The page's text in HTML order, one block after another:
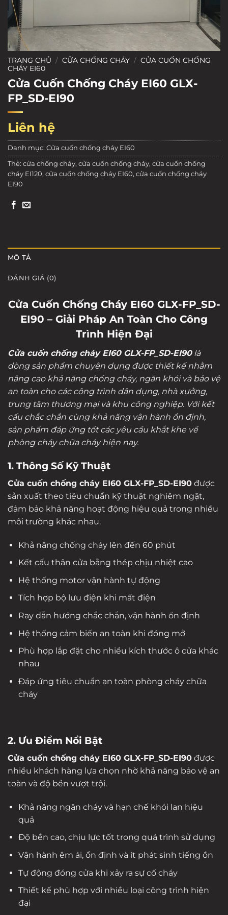
TRANG CHỦ / CỬA CHỐNG CHÁY / CỬA CUỐN CHỐNG
CHÁY EI60
Cửa Cuốn Chống Cháy EI60 GLX-
FP_SD-EI90
Liên hệ
Danh mục: Cửa cuốn chống cháy EI60
Thẻ: cửa chống cháy, cửa cuốn chống cháy, cửa cuốn chống
cháy EI120, cửa cuốn chống cháy EI60, cửa cuốn chống cháy
EI90
MÔ TẢ
ĐÁNH GIÁ (0)
Cửa Cuốn Chống Cháy EI60 GLX-FP_SD-
EI90 – Giải Pháp An Toàn Cho Công
Trình Hiện Đại
Cửa cuốn chống cháy EI60 GLX-FP_SD-EI90là
dòng sản phẩm chuyên dụng được thiết kế nhằm
nâng cao khả năng chống cháy, ngăn khói và bảo vệ
an toàn cho các công trình dân dụng, nhà xưởng,
trung tâm thương mại và khu công nghiệp. Với kết
cấu chắc chắn cùng khả năng vận hành ổn định,
sản phẩm đáp ứng tốt các yêu cầu khắt khe về
phòng cháy chữa cháy hiện nay.
1. Thông Số Kỹ Thuật
Cửa cuốn chống cháy EI60 GLX-FP_SD-EI90 được
sản xuất theo tiêu chuẩn kỹ thuật nghiêm ngặt,
đảm bảo khả năng hoạt động hiệu quả trong nhiều
môi trường khác nhau.
Khả năng chống cháy lên đến 60 phút
Kết cấu thân cửa bằng thép chịu nhiệt cao
Hệ thống motor vận hành tự động
Tích hợp bộ lưu điện khi mất điện
Ray dẫn hướng chắc chắn, vận hành ổn định
Hệ thống cảm biến an toàn khi đóng mở
Phù hợp lắp đặt cho nhiều kích thước ô cửa khác
nhau
Đáp ứng tiêu chuẩn an toàn phòng cháy chữa
cháy
2. Ưu Điểm Nổi Bật
Cửa cuốn chống cháy EI60 GLX-FP_SD-EI90 được
nhiều khách hàng lựa chọn nhờ khả năng bảo vệ an
toàn và độ bền vượt trội.
Khả năng ngăn cháy và hạn chế khói lan hiệu
quả
Độ bền cao, chịu lực tốt trong quá trình sử dụng
Vận hành êm ái, ổn định và ít phát sinh tiếng ồn
Tự động đóng cửa khi xảy ra sự cố cháy
Thiết kế phù hợp với nhiều loại công trình hiện
đại